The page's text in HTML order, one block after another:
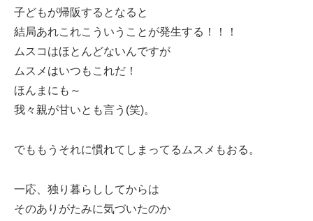
子どもが帰阪するとなると
結局あれこれこういうことが発生する！！！
ムスコはほとんどないんですが
ムスメはいつもこれだ！
ほんまにも～
我々親が甘いとも言う(笑)。
でももうそれに慣れてしまってるムスメもおる。
一応、独り暮らししてからは
そのありがたみに気づいたのか